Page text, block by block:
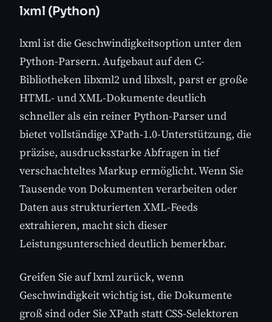
lxml (Python)
lxml ist die Geschwindigkeitsoption unter den
Python-Parsern. Aufgebaut auf den C-
Bibliotheken libxml2 und libxslt, parst er große
HTML- und XML-Dokumente deutlich
schneller als ein reiner Python-Parser und
bietet vollständige XPath-1.0-Unterstützung, die
präzise, ausdrucksstarke Abfragen in tief
verschachteltes Markup ermöglicht. Wenn Sie
Tausende von Dokumenten verarbeiten oder
Daten aus strukturierten XML-Feeds
extrahieren, macht sich dieser
Leistungsunterschied deutlich bemerkbar.
Greifen Sie auf lxml zurück, wenn
Geschwindigkeit wichtig ist, die Dokumente
groß sind oder Sie XPath statt CSS-Selektoren